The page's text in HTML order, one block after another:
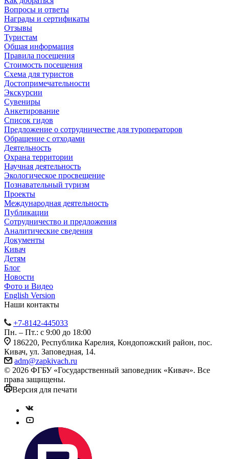
Вопросы и ответы
Награды и сертификаты
Отзывы
Туристам
Общая информация
Правила посещения
Стоимость посещения
Схема для туристов
Достопримечательности
Экскурсии
Сувениры
Анкетирование
Список гидов
Предложение о сотрудничестве для туроператоров
Обращение с отходами
Деятельность
Охрана территории
Научная деятельность
Экологическое просвещение
Познавательный туризм
Проекты
Международная деятельность
Публикации
Сотрудничество и предложения
Аналитические сведения
Документы
Кивач
Детям
Блог
Новости
Фото и Видео
English Version
Наши контакты
+7-8142-445033
Пн. – Пт.: с 9:00 до 18:00
186220, Республика Карелия, Кондопожский район, пос.
Кивач, ул. Заповедная, 14.
adm@zapkivach.ru
© 2026 ФГБУ «Государственный заповедник «Кивач». Все
права защищены.
Версия для печати